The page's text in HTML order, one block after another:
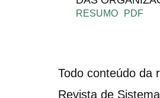
RESUMO PDF
Todo conteúdo da
Revista de